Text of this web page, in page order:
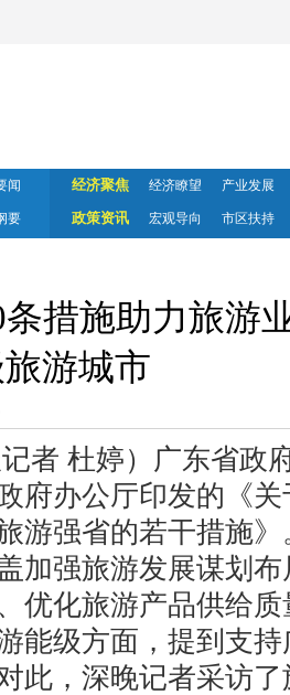
闻
要
经济聚焦 经济瞭望 产业发展
政策资讯 宏观导向 市区扶持
条措施助力旅游
游城市
记者 杜婷）广东省政
府办公厅印发的《
游强省的若干措施
加强旅游发展谋划
优化旅游产品供给
能级方面，提到支
此，深晚记者采访